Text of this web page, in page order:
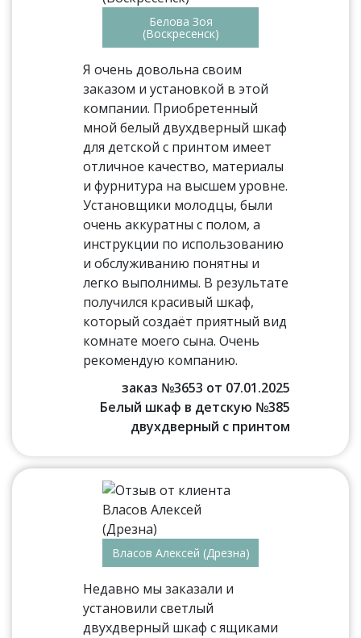
Белова Зоя
(Воскресенск)
Я очень довольна своим
заказом и установкой в этой
компании. Приобретенный
мной белый двухдверный шкаф
для детской с принтом имеет
отличное качество, материалы
и фурнитура на высшем уровне.
Установщики молодцы, были
очень аккуратны с полом, а
инструкции по использованию
и обслуживанию понятны и
легко выполнимы. В результате
получился красивый шкаф,
который создаёт приятный вид
комнате моего сына. Очень
рекомендую компанию.
заказ №3653 от 07.01.2025
Белый шкаф в детскую №385
двухдверный с принтом
Власов Алексей (Дрезна)
Недавно мы заказали и
установили светлый
двухдверный шкаф с ящиками